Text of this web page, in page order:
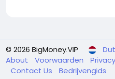
© 2026 BigMoney.VIP
About
Voorwaarden Privacy
Contact Us
Bedrijvengids